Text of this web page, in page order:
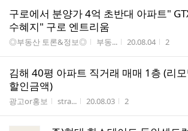
구로에서 분양가 4억 초반대 아파트"
수혜지" 구로 엔트리움
게시판명
◎부동산 토론&정보◎ 작성자
부동... 작성시간
20.08.04 조회수
2
김해 40평 아파트 직거래 매매 1층 (리
할인금액)
게시판명
광고or홍보 작성자
stra... 작성시간
20.08.03 조회수
2